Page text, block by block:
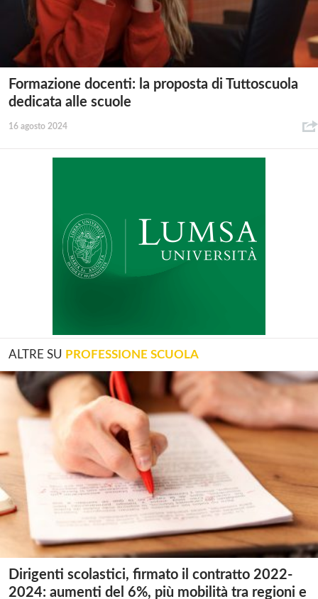
Formazione docenti: la proposta di Tuttoscuola
dedicata alle scuole
16 agosto 2024
ALTRE SU PROFESSIONE SCUOLA
Dirigenti scolastici, firmato il contratto 2022-
2024: aumenti del 6%, più mobilità tra regioni e